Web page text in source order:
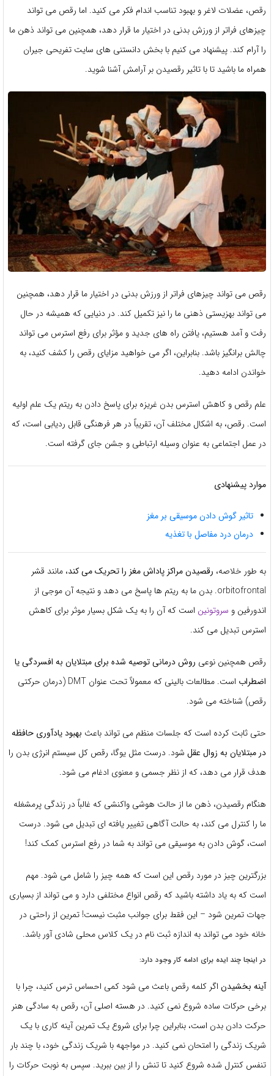
رقص، عضلات لاغر و بهبود تناسب اندام فکر می کنید. اما رقص می تواند
چیزهای فراتر از ورزش بدنی در اختیار ما قرار دهد، همچنین می تواند ذهن ما
را آرام کند. پیشنهاد می کنیم با بخش دانستنی های سایت تفریحی جیران
همراه ما باشید تا با تاثیر رقصیدن بر آرامش آشنا شوید.
رقص می تواند چیزهای فراتر از ورزش بدنی در اختیار ما قرار دهد، همچنین
می تواند بهزیستی ذهنی ما را نیز تکمیل کند. در دنیایی که همیشه در حال
رفت و آمد هستیم، یافتن راه های جدید و مؤثر برای رفع استرس می تواند
چالش برانگیز باشد. بنابراین، اگر می خواهید مزایای رقص را کشف کنید، به
خواندن ادامه دهید.
علم رقص و کاهش استرس بدن غریزه برای پاسخ دادن به ریتم یک علم اولیه
است. رقص، به اشکال مختلف آن، تقریباً در هر فرهنگی قابل ردیابی است، که
در عمل اجتماعی به عنوان وسیله ارتباطی و جشن جای گرفته است.
موارد پیشنهادی
تاثیر گوش دادن موسیقی بر مغز
درمان درد مفاصل با تغذیه
به طور خلاصه، رقصیدن مراکز پاداش مغز را تحریک می کند، مانند قشر
orbitofrontal. بدن ما به ریتم ها پاسخ می دهد و نتیجه آن موجی از
اندورفین و سروتونین است که آن را به یک شکل بسیار موثر برای کاهش
استرس تبدیل می کند.
رقص همچنین نوعی روش درمانی توصیه شده برای مبتلایان به افسردگی یا
اضطراب
است. مطالعات بالینی که معمولاً تحت عنوان DMT (درمان حرکتی
رقص) شناخته می شود.
حتی ثابت کرده است که جلسات منظم می تواند باعث بهبود یادآوری حافظه
در مبتلایان به زوال عقل شود. درست مثل یوگا، رقص کل سیستم انرژی بدن را
هدف قرار می دهد، که از نظر جسمی و معنوی ادغام می شود.
هنگام رقصیدن، ذهن ما از حالت هوشی واکنشی که غالباً در زندگی پرمشغله
ما را کنترل می کند، به حالت آگاهی تغییر یافته ای تبدیل می شود. درست
است، گوش دادن به موسیقی می تواند به شما در رفع استرس کمک کند!
بزرگترین چیز در مورد رقص این است که همه چیز را شامل می شود. مهم
است که به یاد داشته باشید که رقص انواع مختلفی دارد و می تواند از بسیاری
جهات تمرین شود – این فقط برای جوانب مثبت نیست! تمرین از راحتی در
خانه خود می تواند به اندازه ثبت نام در یک کلاس محلی شادی آور باشد.
در اینجا چند ایده برای ادامه کار وجود دارد:
آینه بخشیدن اگر کلمه رقص باعث می شود کمی احساس ترس کنید، چرا با
برخی حرکات ساده شروع نمی کنید. در هسته اصلی آن، رقص به سادگی هنر
حرکت دادن بدن است، بنابراین چرا برای شروع یک تمرین آینه کاری با یک
شریک زندگی را امتحان نمی کنید. در مواجهه با شریک زندگی خود، با چند بار
تنفس کنترل شده شروع کنید تا تنش را از بین ببرید. سپس به نوبت حرکات را